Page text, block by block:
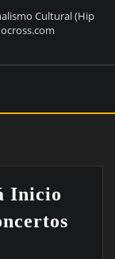
Cultural (Hip
Inicio